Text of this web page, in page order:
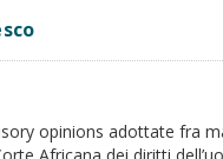
opinions adottate fra